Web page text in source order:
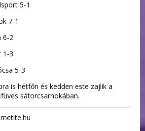
5-1
7-1
6-2
1-3
5-3
is hétfőn és kedden este zajlik a
sátorcsarnokában.